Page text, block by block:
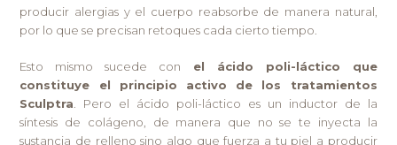
producir alergias y el cuerpo reabsorbe de manera natural,
por lo que se precisan retoques cada cierto tiempo.
Esto mismo sucede con el ácido poli-láctico que
constituye el principio activo de los tratamientos
Sculptra . Pero el ácido poli-láctico es un inductor de la
síntesis de colágeno, de manera que no se te inyecta la
sustancia de relleno sino algo que fuerza a tu piel a producir